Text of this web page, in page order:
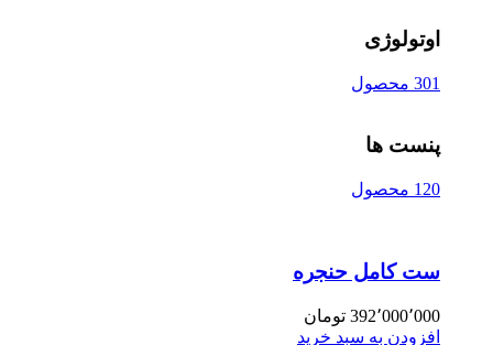
اوتولوژی
301 محصول
پنست ها
120 محصول
ست کامل حنجره
392٬000٬000 تومان
افزودن به سبد خرید